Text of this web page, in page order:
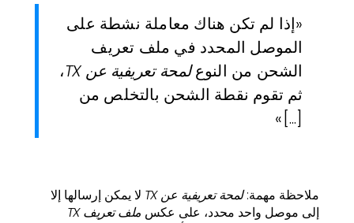
«إذا لم تكن هناك معاملة نشطة على
الموصل المحدد في ملف تعريف
الشحن من النوعلمحة تعريفية عن TX
،
ثم تقوم نقطة الشحن بالتخلص من
[...]»
ملاحظة مهمة:لمحة تعريفية عن TX
لا يمكن إرسالها إلا
إلى موصل واحد محدد، على عكس
ملف تعريف TX